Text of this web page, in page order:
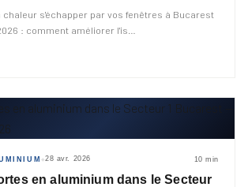
chaleur s'échapper par vos fenêtres à Bucarest
: comment améliorer l'is
◆28 avr. 2026 10 min
en aluminium dans le Secteur